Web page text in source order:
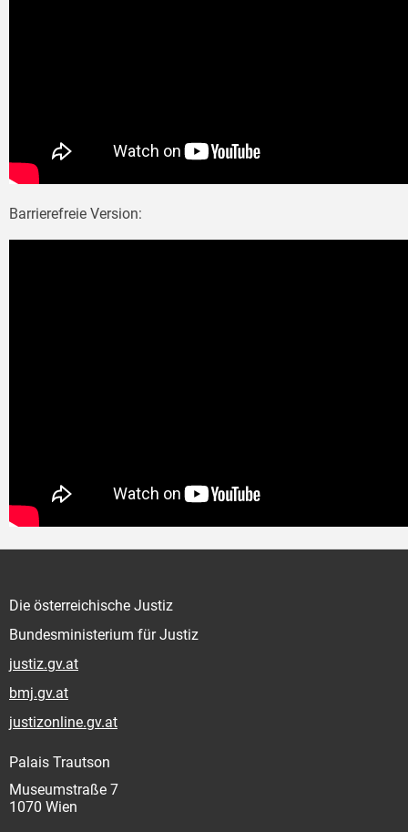
Barrierefreie Version:
Die österreichische Justiz
Bundesministerium für Justiz
justiz.gv.at
bmj.gv.at
justizonline.gv.at
Palais Trautson
Museumstraße 7
1070 Wien